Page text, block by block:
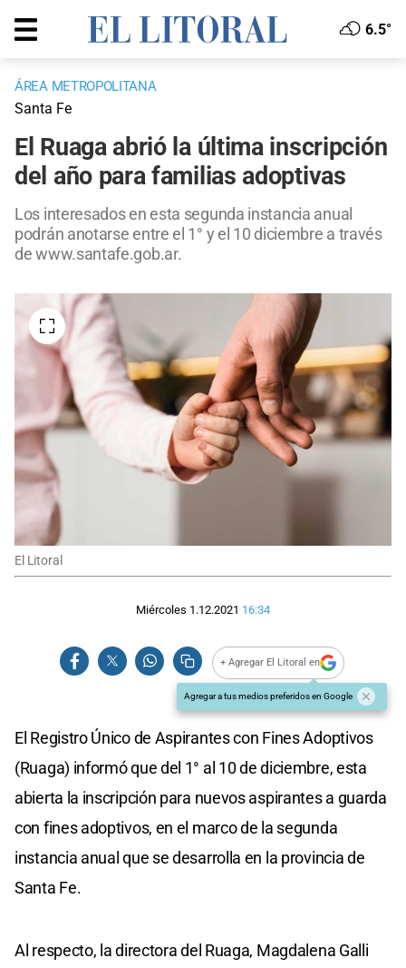
6.5°
ÁREA METROPOLITANA
Santa Fe
El Ruaga abrió la última inscripción
del año para familias adoptivas
Los interesados en esta segunda instancia anual
podrán anotarse entre el 1° y el 10 diciembre a través
de www.santafe.gob.ar.
El Litoral
Miércoles 1.12.2021 16:34
+ Agregar El Litoral en
Agregar a tus medios preferidos en Google
El Registro Único de Aspirantes con Fines Adoptivos
(Ruaga) informó que del 1° al 10 de diciembre, esta
abierta la inscripción para nuevos aspirantes a guarda
con fines adoptivos, en el marco de la segunda
instancia anual que se desarrolla en la provincia de
Santa Fe.
Al respecto, la directora del Ruaga, Magdalena Galli